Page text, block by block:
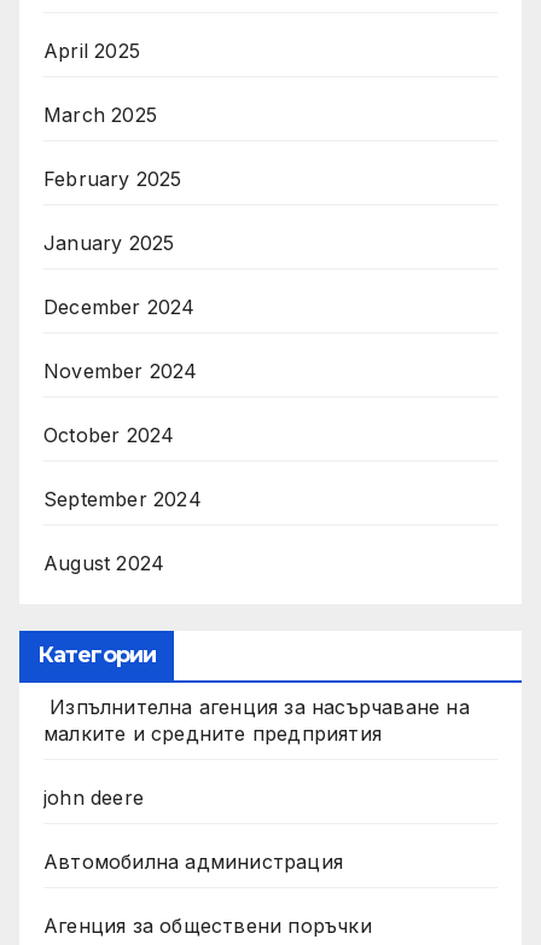
April 2025
March 2025
February 2025
January 2025
December 2024
November 2024
October 2024
September 2024
August 2024
Категории
Изпълнителна агенция за насърчаване на
малките и средните предприятия
john deere
Автомобилна администрация
Агенция за обществени поръчки